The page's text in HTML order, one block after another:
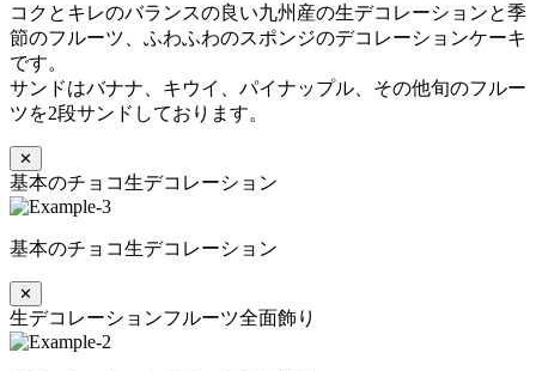
コクとキレのバランスの良い九州産の生デコレーションと季
節のフルーツ、ふわふわのスポンジのデコレーションケーキ
です。
サンドはバナナ、キウイ、パイナップル、その他旬のフルー
ツを2段サンドしております。
✕
基本のチョコ生デコレーション
基本のチョコ生デコレーション
✕
生デコレーションフルーツ全面飾り